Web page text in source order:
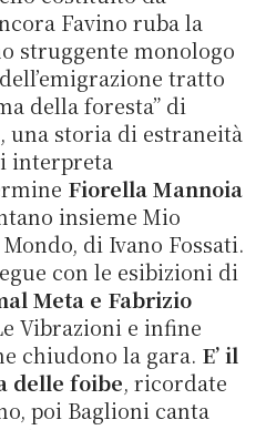
Favino ruba la
struggente monologo
tratto
della foresta” di
una storia di estraneità
interpreta
Fiorella Mannoia
insieme Mio
di Ivano Fossati.
con le esibizioni di
Meta e Fabrizio
Vibrazioni e infine
chiudono la gara. E’ il
delle foibe, ricordate
poi Baglioni canta